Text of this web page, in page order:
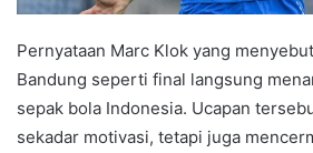
Pernyataan Marc Klok yang
Bandung seperti final langsung
sepak bola Indonesia. Ucapan
sekadar motivasi, tetapi juga